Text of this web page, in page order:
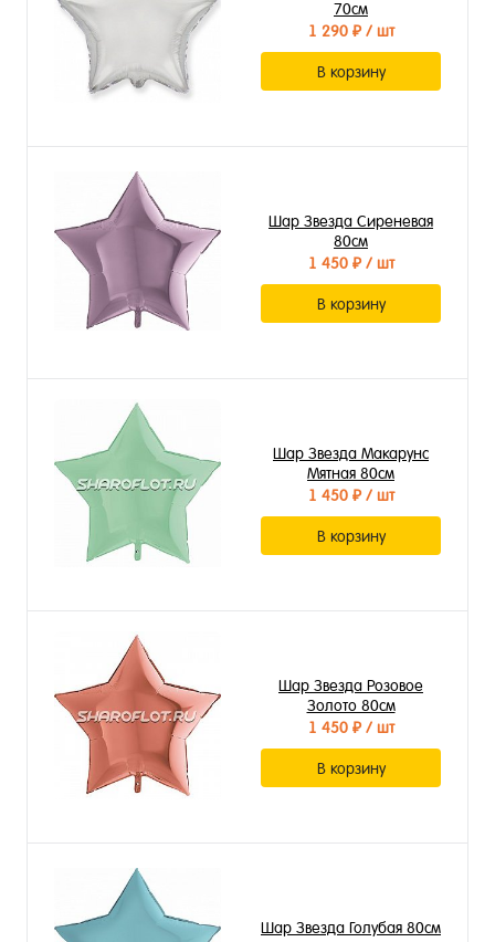
70см
1 290 ₽/ шт
В корзину
Шар Звезда Сиреневая
80см
1 450 ₽/ шт
В корзину
Шар Звезда Макарунс
Мятная 80см
1 450 ₽/ шт
В корзину
Шар Звезда Розовое
Золото 80см
1 450 ₽/ шт
В корзину
Шар Звезда Голубая 80см